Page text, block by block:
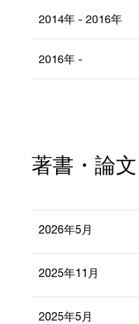
2014年 - 2016年
2016年 -
著書・論文
2026年5月
2025年11月
2025年5月